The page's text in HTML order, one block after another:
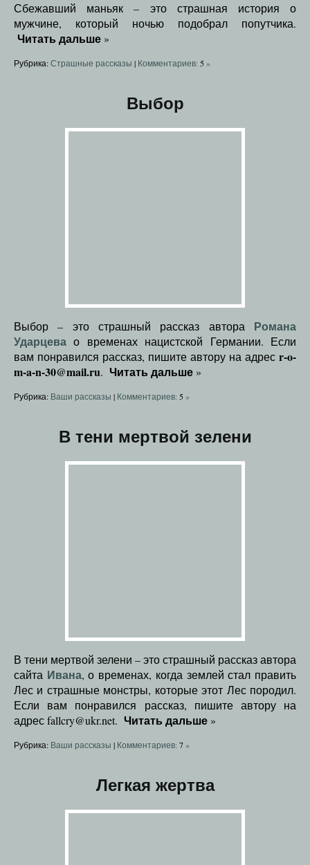
Сбежавший маньяк – это страшная история о
мужчине, который ночью подобрал попутчика.
Читать дальше »
Рубрика:Страшные рассказы | Комментариев: 5»
Выбор
Выбор – это страшный рассказ автора Романа
Ударцева о временах нацистской Германии. Если
вам понравился рассказ, пишите автору на адрес r-o-
m-a-n-30@mail.ru. Читать дальше »
Рубрика: Ваши рассказы | Комментариев: 5»
В тени мертвой зелени
В тени мертвой зелени – это страшный рассказ автора
сайта Ивана, о временах, когда землей стал править
Лес и страшные монстры, которые этот Лес породил.
Если вам понравился рассказ, пишите автору на
адрес fallcry@ukr.net. Читать дальше »
Рубрика: Ваши рассказы | Комментариев: 7»
Легкая жертва